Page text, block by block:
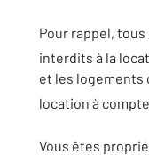
Pour rappel,
interdits à la
et les logements
location à
Vous êtes